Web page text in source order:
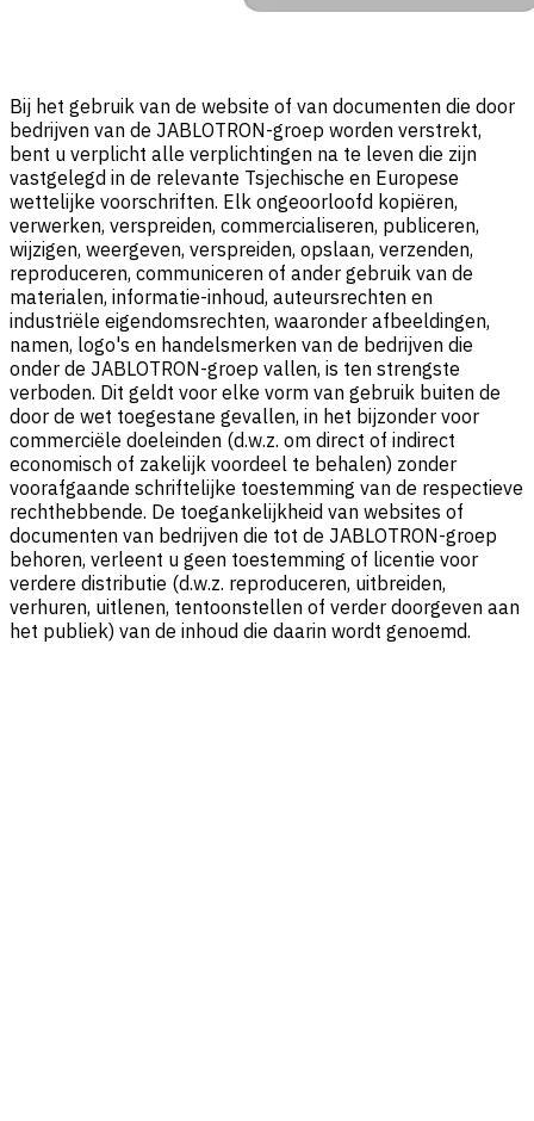
Bij het gebruik van de website of van documenten die door
bedrijven van de JABLOTRON-groep worden verstrekt,
bent u verplicht alle verplichtingen na te leven die zijn
vastgelegd in de relevante Tsjechische en Europese
wettelijke voorschriften. Elk ongeoorloofd kopiëren,
verwerken, verspreiden, commercialiseren, publiceren,
wijzigen, weergeven, verspreiden, opslaan, verzenden,
reproduceren, communiceren of ander gebruik van de
materialen, informatie-inhoud, auteursrechten en
industriële eigendomsrechten, waaronder afbeeldingen,
namen, logo's en handelsmerken van de bedrijven die
onder de JABLOTRON-groep vallen, is ten strengste
verboden. Dit geldt voor elke vorm van gebruik buiten de
door de wet toegestane gevallen, in het bijzonder voor
commerciële doeleinden (d.w.z. om direct of indirect
economisch of zakelijk voordeel te behalen) zonder
voorafgaande schriftelijke toestemming van de respectieve
rechthebbende. De toegankelijkheid van websites of
documenten van bedrijven die tot de JABLOTRON-groep
behoren, verleent u geen toestemming of licentie voor
verdere distributie (d.w.z. reproduceren, uitbreiden,
verhuren, uitlenen, tentoonstellen of verder doorgeven aan
het publiek) van de inhoud die daarin wordt genoemd.